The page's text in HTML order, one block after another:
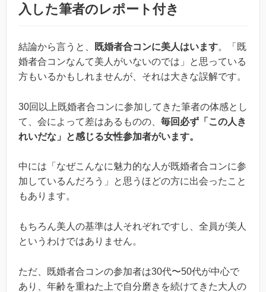
入した筆者のレポート付き
結論から言うと、 既婚者合コンに美人はいます。「既
婚者合コンなんて美人がいないのでは」と思っている
方もいるかもしれませんが、それは大きな誤解です。
30回以上既婚者合コンに参加してきた筆者の体感とし
て、会によって差はあるものの、 毎回必ず「この人き
れいだな」と感じる女性参加者がいます。
中には「なぜこんなに魅力的な人が既婚者合コンに参
加しているんだろう」と思うほどの方に出会ったこと
もあります。
もちろん美人の基準は人それぞれですし、全員が美人
というわけではありません。
ただ、既婚者合コンの参加者は30代〜50代が中心で
あり、年齢を重ねた上で自分磨きを続けてきた大人の